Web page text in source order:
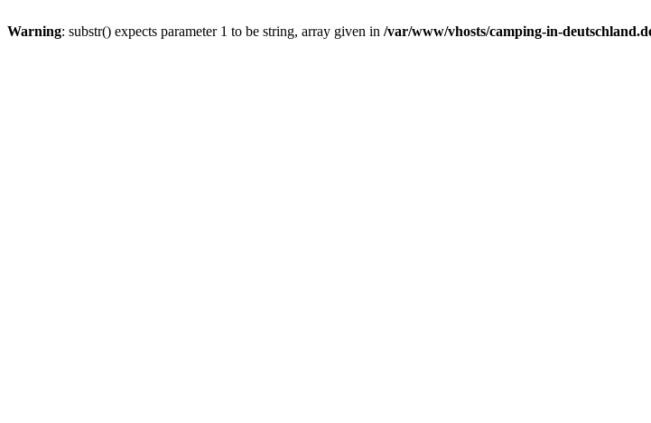
Warning: substr() expects parameter 1 to be string, array given in /var/www/vhosts/camping-in-